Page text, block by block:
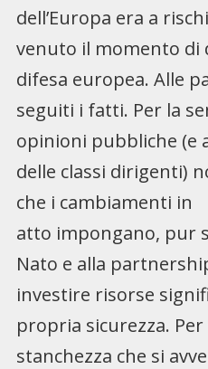
dell’Europa era a
venuto il momento di
difesa europea. Alle
seguiti i fatti. Per la
opinioni pubbliche (e
delle classi dirigenti)
che i cambiamenti in
atto impongano, pur
Nato e alla
investire risorse
propria sicurezza. Per
stanchezza che si